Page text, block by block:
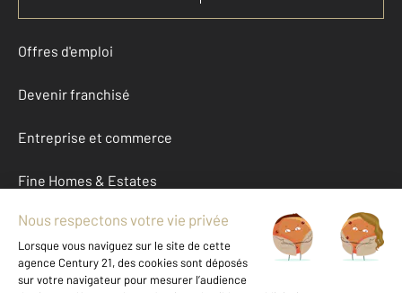
Offres d'emploi
Devenir franchisé
Entreprise et commerce
Fine Homes & Estates
À propos
International